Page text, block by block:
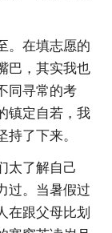
。在填志愿的
巴，其实我也
同寻常的考
镇定自若，我
了下来。
太了解自己
过。当暑假过
在跟父母比划